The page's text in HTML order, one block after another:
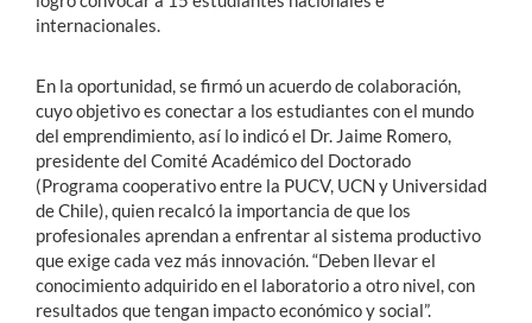
internacionales.
En la oportunidad, se firmó un acuerdo de colaboración,
cuyo objetivo es conectar a los estudiantes con el mundo
del emprendimiento, así lo indicó el Dr. Jaime Romero,
presidente del Comité Académico del Doctorado
(Programa cooperativo entre la PUCV, UCN y Universidad
de Chile), quien recalcó la importancia de que los
profesionales aprendan a enfrentar al sistema productivo
que exige cada vez más innovación. “Deben llevar el
conocimiento adquirido en el laboratorio a otro nivel, con
resultados que tengan impacto económico y social”.